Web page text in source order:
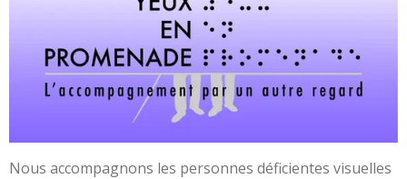
Nous accompagnons les personnes déficientes visuelles